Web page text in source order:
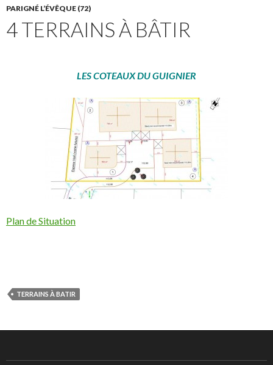
PARIGNÉ L’ÉVÊQUE (72)
4 TERRAINS À BÂTIR
LES COTEAUX DU GUIGNIER
Plan de Situation
TERRAINS À BATIR